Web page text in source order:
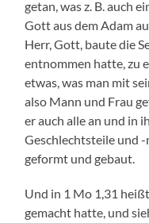
getan, was z. B. auch
Gott aus dem Adam
Herr, Gott, baute die
entnommen hatte, zu
etwas, was man mit
also Mann und Frau
er auch alle an und in
Geschlechtsteile und
geformt und gebaut.
Und in 1 Mo 1,31
gemacht hatte, und